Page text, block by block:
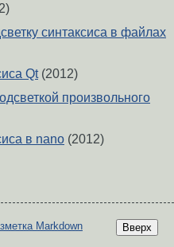
синтаксиса в файлах
Qt(2012)
произвольного
в nano (2012)
Вверх
Markdown